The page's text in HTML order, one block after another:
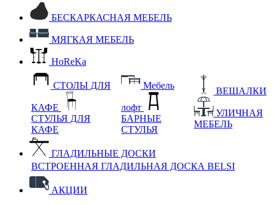
БЕСКАРКАСНАЯ МЕБЕЛЬ
МЯГКАЯ МЕБЕЛЬ
HoReKa
СТОЛЫ ДЛЯ
КАФЕ
СТУЛЬЯ ДЛЯ
КАФЕ
Мебель
лофт
БАРНЫЕ
СТУЛЬЯ
ВЕШАЛКИ
УЛИЧНАЯ
МЕБЕЛЬ
ГЛАДИЛЬНЫЕ ДОСКИ
ВСТРОЕННАЯ ГЛАДИЛЬНАЯ ДОСКА BELSI
АКЦИИ